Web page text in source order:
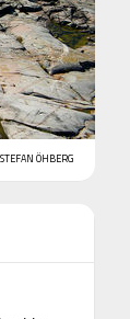
STEFAN ÖHBERG